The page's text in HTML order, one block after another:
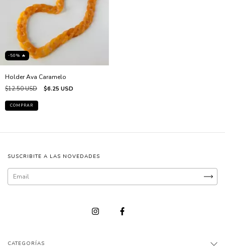
-50% 🔥
Holder Ava Caramelo
$12.50 USD $6.25 USD
SUSCRIBITE A LAS NOVEDADES
CATEGORÍAS